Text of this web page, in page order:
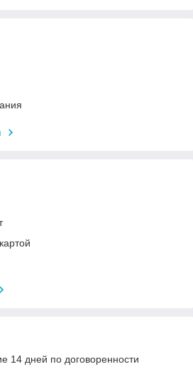
14 дней по договоренности